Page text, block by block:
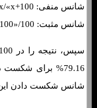
شانس منفی: x/«x+100»
شانس مثبت: 100/«x+100»
شانس شکست دادن این